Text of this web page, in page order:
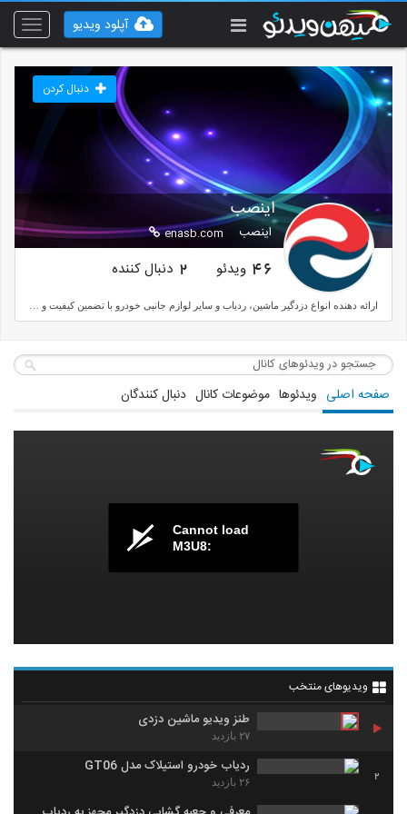
Toggle
آپلود ویدیو
اینصب
اینصب enasb.com
دنبال کردن
46 ویدئو 2 دنبال کننده
صفحه اصلی ویدئوها موضوعات کانال دنبال کنندگان
Cannot load
M3U8:
ویدیوهای منتخب
طنز ویدیو ماشین دزدی
۲۷ بازدید
2
ردیاب خودرو استیلاک مدل GT06
۲۶ بازدید